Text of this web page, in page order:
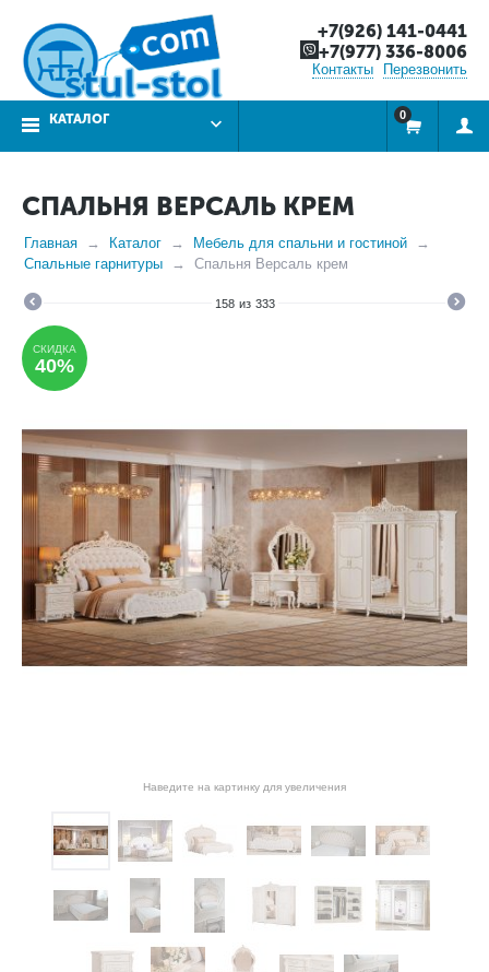
+7(926) 141-0441
+7(977) 336-8006
Контакты Перезвонить
КАТАЛОГ 0
СПАЛЬНЯ ВЕРСАЛЬ КРЕМ
Главная Каталог
Мебель для спальни и гостиной
Спальные гарнитуры
Спальня Версаль крем
158 из 333
СКИДКА
40%
Наведите на картинку для увеличения